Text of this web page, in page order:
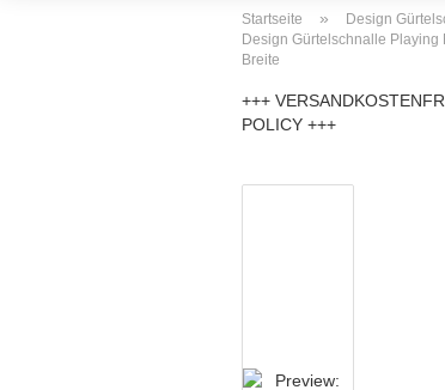
Startseite » Design
Design Gürtelschnalle Playing
Breite
+++
POLICY +++